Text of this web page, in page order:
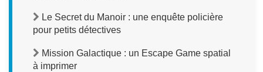
Le Secret du Manoir : une enquête policière
pour petits détectives
Mission Galactique : un Escape Game spatial
à imprimer